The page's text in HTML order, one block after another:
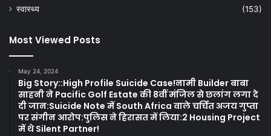
स्वास्थ्य
(153)
Most Viewed Posts
May 24, 2024
Big Story::High Profile Suicide Case!नामी Builder बाबा
साहनी ने Pacific Golf Estate की 8वीं मंजिल से छलांग लगा दे
दी जान:Suicide Note में South Africa वाले चर्चित अजय गुप्ता
पर संगीन आरोप:पुलिस ने हिरासत में लिया:2 Housing Project
में थे Silent Partner!